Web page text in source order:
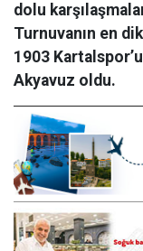
dolu
Turnuvanın en
1903
Akyavuz oldu.